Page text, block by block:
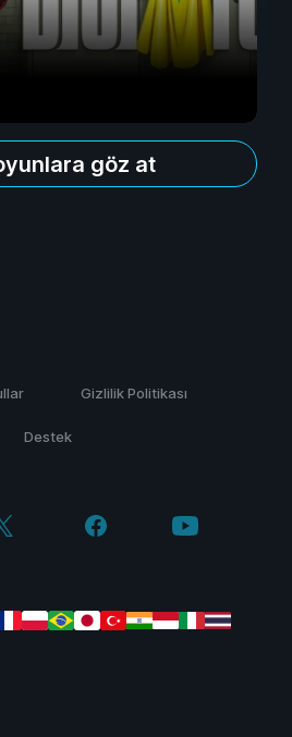
göz at
Gizlilik Politikası
Destek